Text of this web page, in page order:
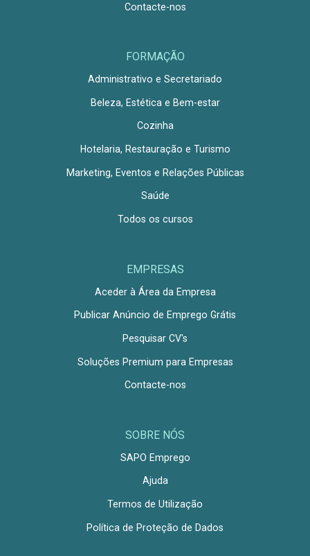
Contacte-nos
FORMAÇÃO
Administrativo e Secretariado
Beleza, Estética e Bem-estar
Cozinha
Hotelaria, Restauração e Turismo
Marketing, Eventos e Relações Públicas
Saúde
Todos os cursos
EMPRESAS
Aceder à Área da Empresa
Publicar Anúncio de Emprego Grátis
Pesquisar CV's
Soluções Premium para Empresas
Contacte-nos
SOBRE NÓS
SAPO Emprego
Ajuda
Termos de Utilização
Política de Proteção de Dados